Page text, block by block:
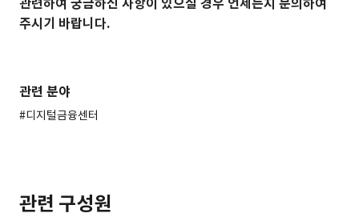
주시기 바랍니다.
관련 분야
#디지털금융센터
관련 구성원